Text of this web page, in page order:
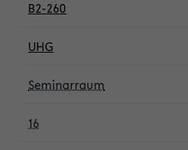
B2-260
UHG
Seminarraum
16